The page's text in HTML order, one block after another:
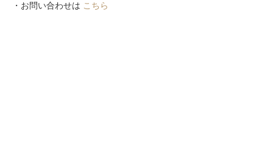
・お問い合わせは こちら